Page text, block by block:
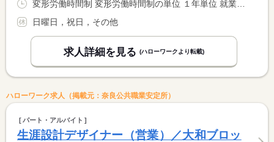
日曜日，祝日，その他
求人詳細を見る (ハローワークより転載)
ハローワーク求人（掲載元：奈良公共職業安定所）
パート・アルバイト
生涯設計デザイナー（営業）／大和ブロッ